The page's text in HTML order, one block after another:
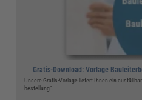
Gratis-Download: Vorlage
Unsere Gratis-Vorlage liefert Ihnen ein
bestellung“.